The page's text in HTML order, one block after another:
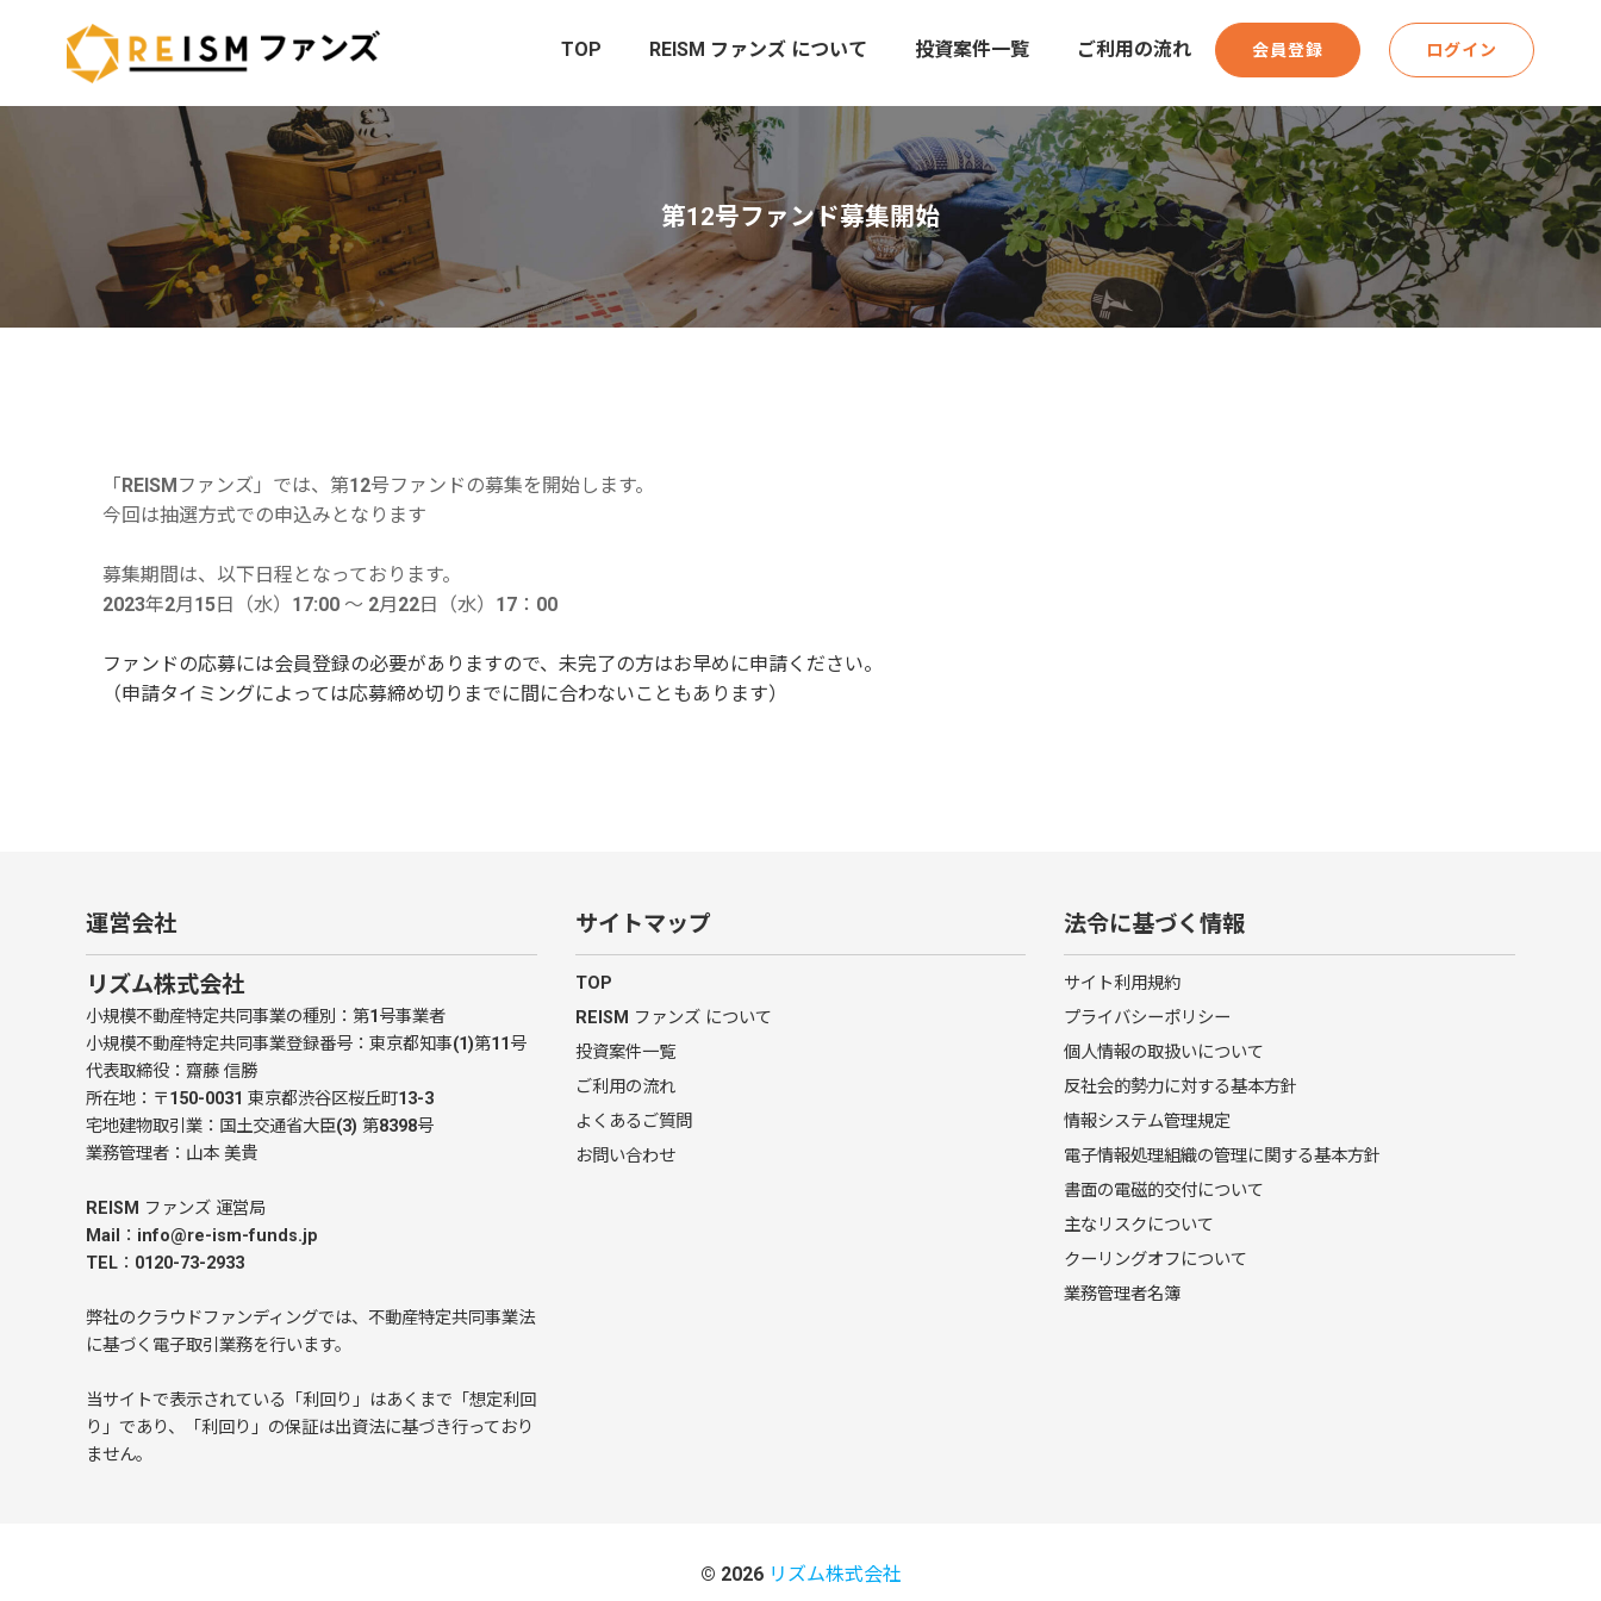
TOP REISM ファンズ について 投資案件一覧 ご利用の流れ 会員登録 ログイン
第12号ファンド募集開始
「REISMファンズ」では、第12号ファンドの募集を開始します。
今回は抽選方式での申込みとなります
募集期間は、以下日程となっております。
2023年2月15日（水）17:00 〜 2月22日（水）17：00
ファンドの応募には会員登録の必要がありますので、未完了の方はお早めに申請ください。
（申請タイミングによっては応募締め切りまでに間に合わないこともあります）
運営会社
リズム株式会社
小規模不動産特定共同事業の種別：第1号事業者
小規模不動産特定共同事業登録番号：東京都知事(1)第11号
代表取締役：齋藤 信勝
所在地：〒150-0031 東京都渋谷区桜丘町13-3
宅地建物取引業：国土交通省大臣(3) 第8398号
業務管理者：山本 美貴
REISM ファンズ 運営局
Mail：info@re-ism-funds.jp
TEL：0120-73-2933
弊社のクラウドファンディングでは、不動産特定共同事業法
に基づく電子取引業務を行います。
当サイトで表示されている「利回り」はあくまで「想定利回
り」であり、「利回り」の保証は出資法に基づき行っており
ません。
サイトマップ
TOP
REISM ファンズ について
投資案件一覧
ご利用の流れ
よくあるご質問
お問い合わせ
法令に基づく情報
サイト利用規約
プライバシーポリシー
個人情報の取扱いについて
反社会的勢力に対する基本方針
情報システム管理規定
電子情報処理組織の管理に関する基本方針
書面の電磁的交付について
主なリスクについて
クーリングオフについて
業務管理者名簿
© 2026 リズム株式会社